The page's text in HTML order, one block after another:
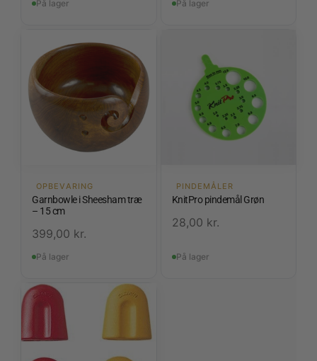
På lager På lager
OPBEVARING
Garnbowle i Sheesham træ
– 15 cm
399,00 kr.
På lager
PINDEMÅLER
KnitPro pindemål Grøn
28,00 kr.
På lager